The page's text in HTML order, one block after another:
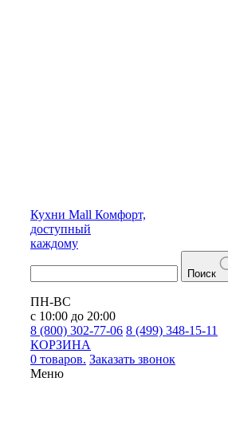
Кухни Mall Комфорт,
доступный
каждому
Поиск
ПН-ВС
с 10:00 до 20:00
8 (800) 302-77-06 8 (499) 348-15-11
КОРЗИНА
0 товаров. Заказать звонок
Меню